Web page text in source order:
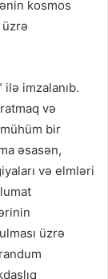
kosmos
üzrə
ilə imzalanıb.
və
bir
əsasən,
və elmləri
üzrə